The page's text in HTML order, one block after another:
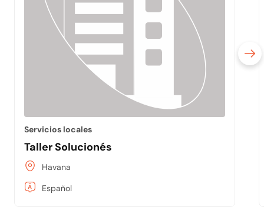
Servicios locales
Taller Solucionés
Havana
Español